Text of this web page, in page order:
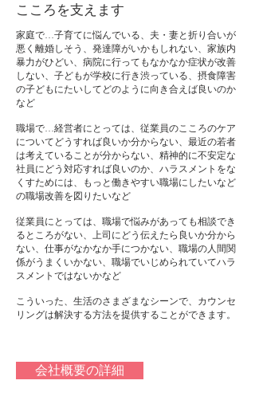
​こころを支えます
家庭で…子育てに悩んでいる、夫・妻と折り合いが
悪く離婚しそう、発達障がいかもしれない、家族内
暴力がひどい、病院に行ってもなかなか症状が改善
しない、子どもが学校に行き渋っている、摂食障害
の子どもにたいしてどのように向き合えば良いのか
など
職場で…経営者にとっては、従業員のこころのケア
についてどうすれば良いか分からない、最近の若者
は考えていることが分からない、精神的に不安定な
社員にどう対応すれば良いのか、ハラスメントをな
くすためには、もっと働きやすい職場にしたいなど
の職場改善を図りたいなど
従業員にとっては、職場で悩みがあっても相談でき
るところがない、上司にどう伝えたら良いか分から
ない、仕事がなかなか手につかない、職場の人間関
係がうまくいかない、職場でいじめられていてハラ
スメントではないかなど
こういった、生活のさまざまなシーンで、カウンセ
リングは解決する方法を提供することができます。
会社概要の詳細